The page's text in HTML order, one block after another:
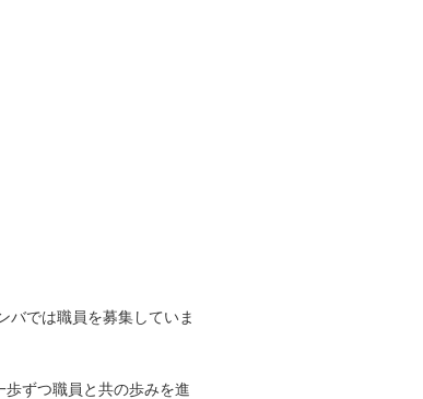
バでは職員を募集していま
ずつ職員と共の歩みを進